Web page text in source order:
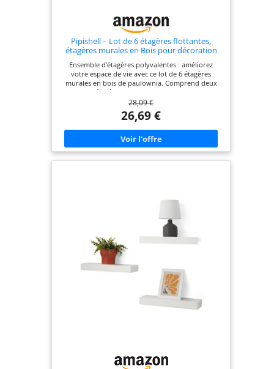
Pipishell – Lot de 6 étagères flottantes,
étagères murales en Bois pour décoration
Murale, Etagere Murale rustiques de Style
Ferme pour Chambre à Coucher, étagères
murales pour Salle de Bain pour
Ensemble d'étagères polyvalentes : améliorez
votre espace de vie avec ce lot de 6 étagères
murales en bois de paulownia. Comprend deux
grandes étagères (41,9 cm P x 11,9 cm L), deux
moyennes (36,1 cm P x 11,9 cm L) et deux petites
(29 cm P x 11,9 cm L) pour un arrangement flexible
et créatif. 100 % Bois de paulownia : Chaque
étagère murale est construite avec une planche de
bois naturel de paulownia de 1,5 cm d’épaisseur,
fabriquée à partir de 100 % de bois de paulownia
flottantes minimalistes avec des supports
dissimulés (charge maximale de 4,5 kg), ou
étagères murales standard avec supports en
dessous pour supporter des objets plus lourds
(charge maximale de 18 kg). Arrangement flexible :
utilisez toutes les étagères flottantes ensemble
dans une pièce ou à différents endroits de la
maison. Les grandes étagères murales
conviennent aux espaces tels que les salons,
tandis que les petites étagères s'adaptent bien aux
chambres et aux salles de bains. Deux couleurs
élégantes : Choisissez la bonne couleur (rustique
28,09 €
26,69 €